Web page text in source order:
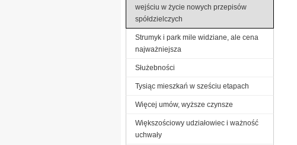
wejściu w życie nowych przepisów
spółdzielczych
Strumyk i park mile widziane, ale cena
najważniejsza
Służebności
Tysiąc mieszkań w sześciu etapach
Więcej umów, wyższe czynsze
Większościowy udziałowiec i ważność
uchwały